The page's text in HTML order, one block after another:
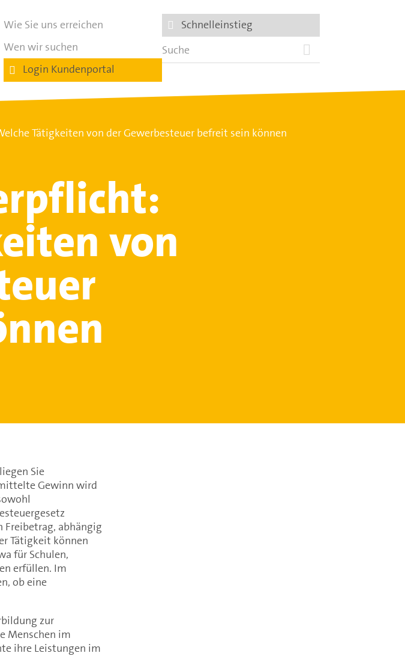
Wie Sie uns erreichen
Wen wir suchen
Login Kundenportal
Schnelleinstieg
Tätigkeiten von der Gewerbesteuer befreit sein können
von
Sie
Gewinn wird
Freibetrag, abhängig
Tätigkeit können
für Schulen,
erfüllen. Im
ob eine
zur
Menschen im
ihre Leistungen im